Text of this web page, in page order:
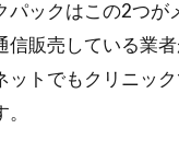
パックはこの2つが
信販売している業者
ットでもクリニッ